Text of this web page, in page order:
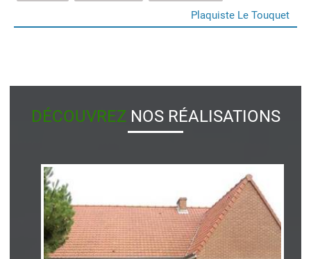
Plaquiste Le Touquet
DÉCOUVREZNOS RÉALISATIONS